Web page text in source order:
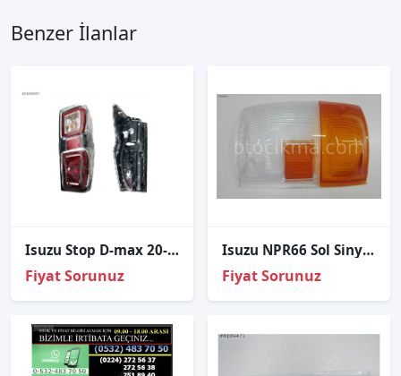
Benzer İlanlar
Isuzu Stop D-max 20-21 Sağ (Ledli)
Fiyat Sorunuz
Isuzu NPR66 Sol Sinyal Camı NPR-66 Sinyal
Fiyat Sorunuz